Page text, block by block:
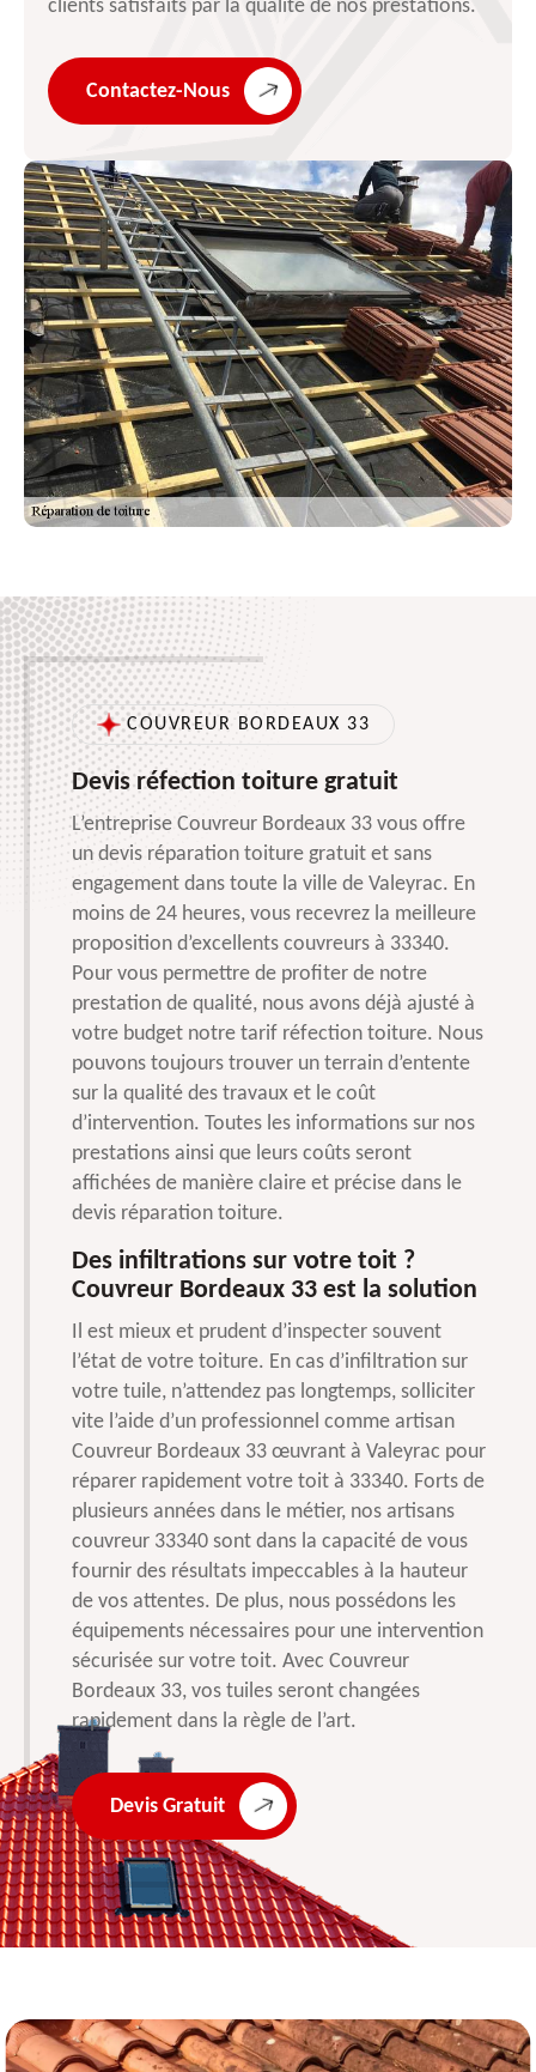
clients satisfaits par la qualité de nos prestations.
Contactez-Nous
COUVREUR BORDEAUX 33
Devis réfection toiture gratuit
L’entreprise Couvreur Bordeaux 33 vous offre
un devis réparation toiture gratuit et sans
engagement dans toute la ville de Valeyrac. En
moins de 24 heures, vous recevrez la meilleure
proposition d’excellents couvreurs à 33340.
Pour vous permettre de profiter de notre
prestation de qualité, nous avons déjà ajusté à
votre budget notre tarif réfection toiture. Nous
pouvons toujours trouver un terrain d’entente
sur la qualité des travaux et le coût
d’intervention. Toutes les informations sur nos
prestations ainsi que leurs coûts seront
affichées de manière claire et précise dans le
devis réparation toiture.
Des infiltrations sur votre toit ?
Couvreur Bordeaux 33 est la solution
Il est mieux et prudent d’inspecter souvent
l’état de votre toiture. En cas d’infiltration sur
votre tuile, n’attendez pas longtemps, solliciter
vite l’aide d’un professionnel comme artisan
Couvreur Bordeaux 33 œuvrant à Valeyrac pour
réparer rapidement votre toit à 33340. Forts de
plusieurs années dans le métier, nos artisans
couvreur 33340 sont dans la capacité de vous
fournir des résultats impeccables à la hauteur
de vos attentes. De plus, nous possédons les
équipements nécessaires pour une intervention
sécurisée sur votre toit. Avec Couvreur
Bordeaux 33, vos tuiles seront changées
rapidement dans la règle de l’art.
Devis Gratuit